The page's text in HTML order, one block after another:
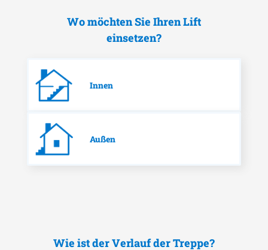
Wo möchten Sie Ihren Lift
einsetzen?
Innen
Außen
Wie ist der Verlauf der Treppe?